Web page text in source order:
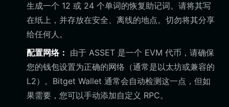
生成一个 12 或 24 个单词的恢复助记词。请将其写
在纸上，并存放在安全、离线的地点。切勿将其分享
给任何人。
配置网络： 由于 ASSET 是一个 EVM 代币，请确保
您的钱包设置为正确的网络（通常是以太坊或兼容的
L2）。Bitget Wallet 通常会自动检测这一点，但如
果需要，您可以手动添加自定义 RPC。